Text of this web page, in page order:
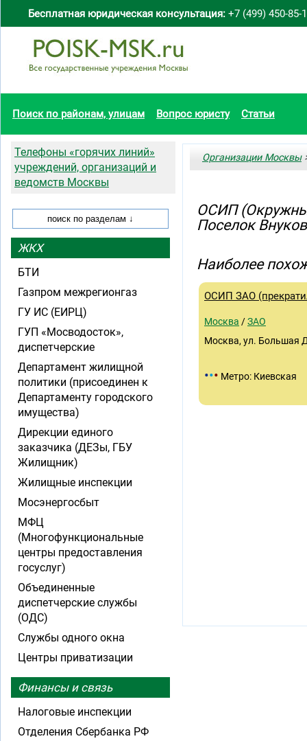
Бесплатная юридическая консультация: +7 (499) 450-85-
Поиск по районам, улицам Вопрос юристу Статьи
Организации Москвы
ОСИП
Поселок
Наиболее
ОСИП ЗАО
Москва /ЗАО
Москва, ул. Большая
••• Метро: Киевская
Телефоны «горячих линий»
учреждений, организаций и
ведомств Москвы
ЖКХ
БТИ
Газпром межрегионгаз
ГУ ИС (ЕИРЦ)
ГУП «Мосводосток»,
диспетчерские
Департамент жилищной
политики (присоединен к
Департаменту городского
имущества)
Дирекции единого
заказчика (ДЕЗы, ГБУ
Жилищник)
Жилищные инспекции
Мосэнергосбыт
МФЦ
(Многофункциональные
центры предоставления
госуслуг)
Объединенные
диспетчерские службы
(ОДС)
Службы одного окна
Центры приватизации
Финансы и связь
Налоговые инспекции
Отделения Сбербанка РФ